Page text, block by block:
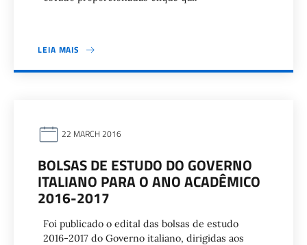
LEIA MAIS
22 MARCH 2016
BOLSAS DE ESTUDO DO GOVERNO
ITALIANO PARA O ANO ACADÊMICO
2016-2017
Foi publicado o edital das bolsas de estudo
2016-2017 do Governo italiano, dirigidas aos